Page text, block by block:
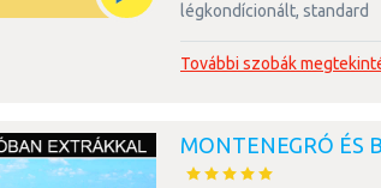
légkondícionált, standard
További szobák
MONTENEGRÓ ÉS